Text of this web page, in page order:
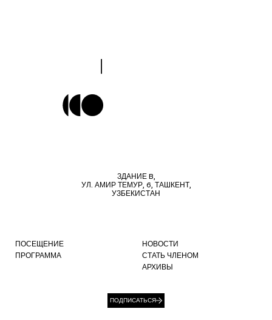
ЗДАНИЕ B,
УЛ. АМИР ТЕМУР, 6, ТАШКЕНТ,
УЗБЕКИСТАН
ПОСЕЩЕНИЕ
ПРОГРАММА
НОВОСТИ
СТАТЬ ЧЛЕНОМ
АРХИВЫ
ПОДПИСАТЬСЯ